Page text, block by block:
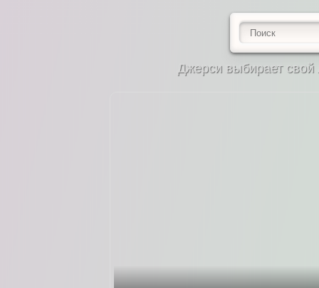
Джерси выбирает